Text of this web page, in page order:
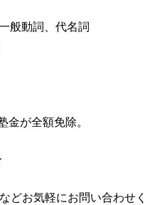
般動詞、代名詞
が全額免除。
どお気軽にお問い合わせく